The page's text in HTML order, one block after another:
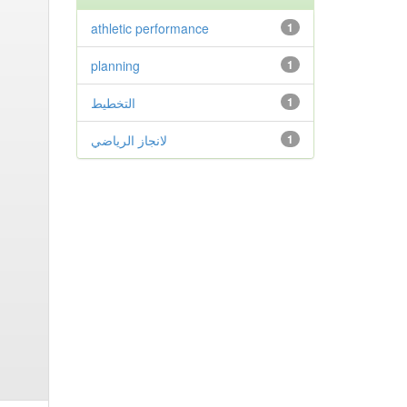
1
athletic performance
1
planning
1 التخطيط
1 لانجاز الرياضي